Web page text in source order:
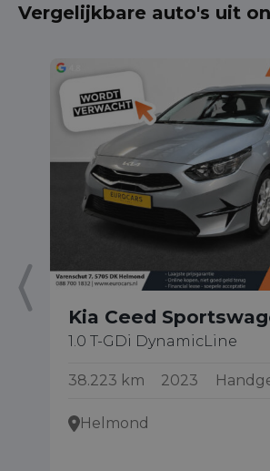
Vergelijkbare auto's uit
Kia Ceed
1.0 T-GDi DynamicLine
38.223 km 2023
Helmond